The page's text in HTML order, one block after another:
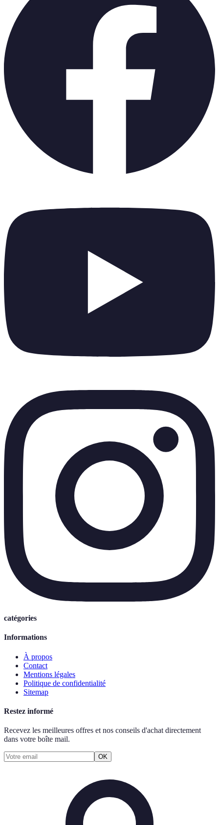
catégories
Informations
À propos
Contact
Mentions légales
Politique de confidentialité
Sitemap
Restez informé
Recevez les meilleures offres et nos conseils d'achat directement
dans votre boîte mail.
OK